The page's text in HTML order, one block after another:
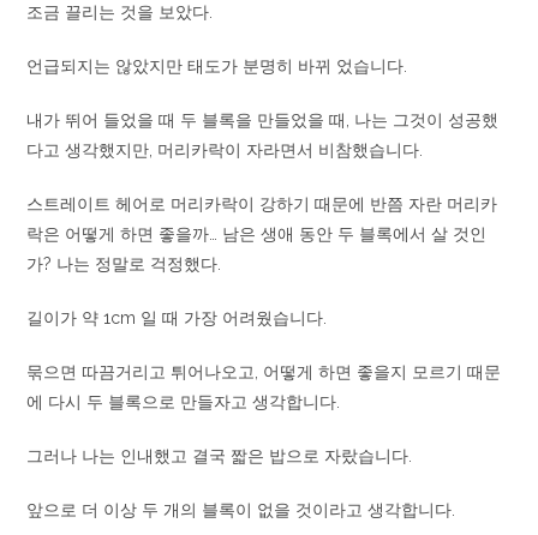
조금 끌리는 것을 보았다.
언급되지는 않았지만 태도가 분명히 바뀌 었습니다.
내가 뛰어 들었을 때 두 블록을 만들었을 때, 나는 그것이 성공했
다고 생각했지만, 머리카락이 자라면서 비참했습니다.
스트레이트 헤어로 머리카락이 강하기 때문에 반쯤 자란 머리카
락은 어떻게 하면 좋을까… 남은 생애 동안 두 블록에서 살 것인
가? 나는 정말로 걱정했다.
길이가 약 1cm 일 때 가장 어려웠습니다.
묶으면 따끔거리고 튀어나오고, 어떻게 하면 좋을지 모르기 때문
에 다시 두 블록으로 만들자고 생각합니다.
그러나 나는 인내했고 결국 짧은 밥으로 자랐습니다.
앞으로 더 이상 두 개의 블록이 없을 것이라고 생각합니다.